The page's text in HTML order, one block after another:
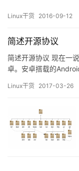
Linux干货 2016-09-12
简述开源协议
简述开源协议 现在一
卓。安卓搭载的
统。 安卓手机凭借其
其市场占有率远远…
Linux干货 2017-03-26